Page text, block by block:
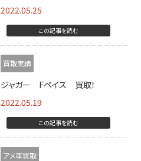
2022.05.25
この記事を読む
買取実績
ジャガー Fペイス 買取！
2022.05.19
この記事を読む
アメ車買取